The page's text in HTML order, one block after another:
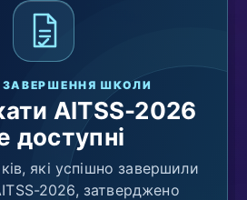
ЗАВЕРШЕННЯ ШКОЛИ
AITSS-2026
доступні
які успішно завершили
2026, затверджено